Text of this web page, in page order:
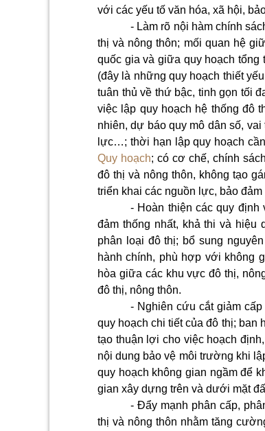
với các yếu tố văn hóa, xã hội,
- Làm rõ nội hàm chính
thị và nông thôn; mối quan hệ
quốc gia và giữa quy hoạch tổng
(đây là những quy hoạch thiết
tuân thủ về thứ bậc, tinh gọn tối
việc lập quy hoạch hệ thống đô
nhiên, dự báo quy mô dân số,
lực…; thời hạn lập quy hoạch
Quy hoạch; có cơ chế, chính
đô thị và nông thôn, không tạo
triển khai các nguồn lực, bảo
- Hoàn thiện các quy định
đảm thống nhất, khả thi và hiệu
phân loại đô thị; bổ sung
hành chính, phù hợp với không
hòa giữa các khu vực đô thị,
đô thị, nông thôn.
- Nghiên cứu cắt giảm
quy hoạch chi tiết của đô thị; ban
tạo thuận lợi cho việc hoạch
nội dung bảo vệ môi trường khi
quy hoạch không gian ngầm để
gian xây dựng trên và dưới mặt
- Đẩy mạnh phân cấp,
thị và nông thôn nhằm tăng